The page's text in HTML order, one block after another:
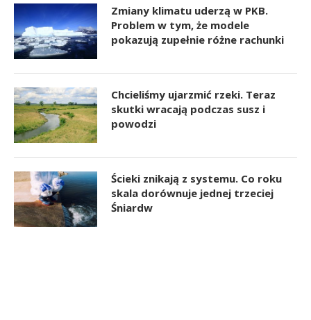
Zmiany klimatu uderzą w PKB.
Problem w tym, że modele
pokazują zupełnie różne rachunki
Chcieliśmy ujarzmić rzeki. Teraz
skutki wracają podczas susz i
powodzi
Ścieki znikają z systemu. Co roku
skala dorównuje jednej trzeciej
Śniardw